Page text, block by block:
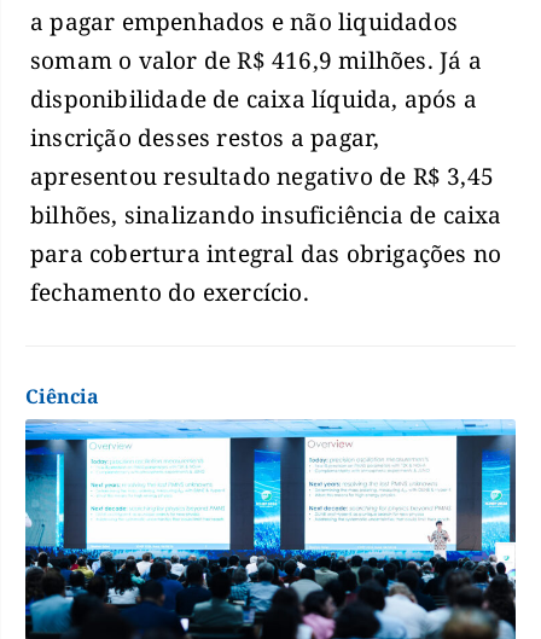
a pagar empenhados e não liquidados
somam o valor de R$ 416,9 milhões. Já a
disponibilidade de caixa líquida, após a
inscrição desses restos a pagar,
apresentou resultado negativo de R$ 3,45
bilhões, sinalizando insuficiência de caixa
para cobertura integral das obrigações no
fechamento do exercício.
Ciência